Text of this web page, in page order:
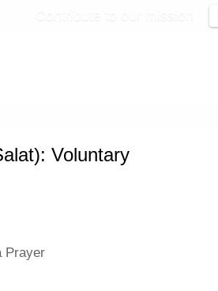
Voluntary
Prayer